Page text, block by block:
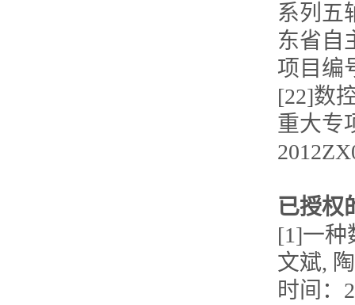
系列五
东省自
项目编
[22]数
重大专
已授权
[1]一种
文斌,
时间：